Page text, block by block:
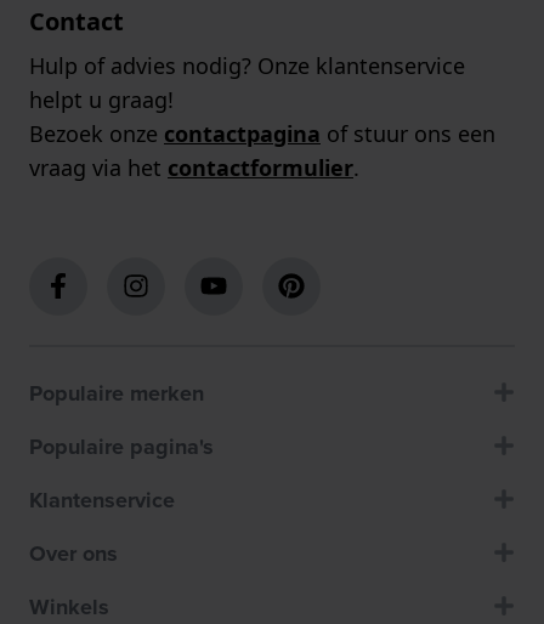
Contact
Hulp of advies nodig? Onze klantenservice
helpt u graag!
Bezoek onze contactpagina of stuur ons een
vraag via het contactformulier.
Populaire merken
Populaire pagina's
Klantenservice
Over ons
Winkels